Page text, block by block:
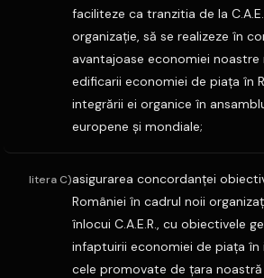
faciliteze ca tranzitia de la
organizaţie, să se realizeze în
avantajoase economiei noastre
edificarii economiei de piaţa în
integrării ei organice în
europene şi mondiale;
litera C)asigurarea concordanţei
României în cadrul noii
înlocui C.A.E.R., cu obiectivele
infaptuirii economiei de piaţa în
cele promovate de ţara noastră